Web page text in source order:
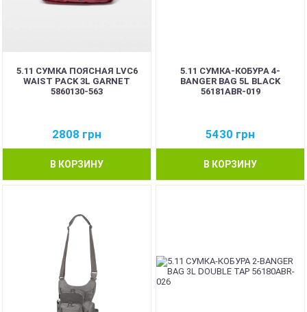
5.11 СУМКА ПОЯСНАЯ LVC6
WAIST PACK 3L GARNET
5860130-563
2808 грн
В КОРЗИНУ
5.11 СУМКА-КОБУРА 4-
BANGER BAG 5L BLACK
56181ABR-019
5430 грн
В КОРЗИНУ